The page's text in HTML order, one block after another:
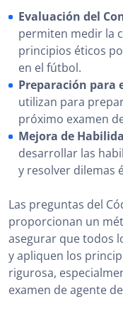
Evaluación del
permiten medir la
principios éticos
en el fútbol.
Preparación para
utilizan para
próximo examen
Mejora de
desarrollar las
y resolver dilemas
Las preguntas del
proporcionan un
asegurar que todos
y apliquen los
rigurosa,
examen de agente de